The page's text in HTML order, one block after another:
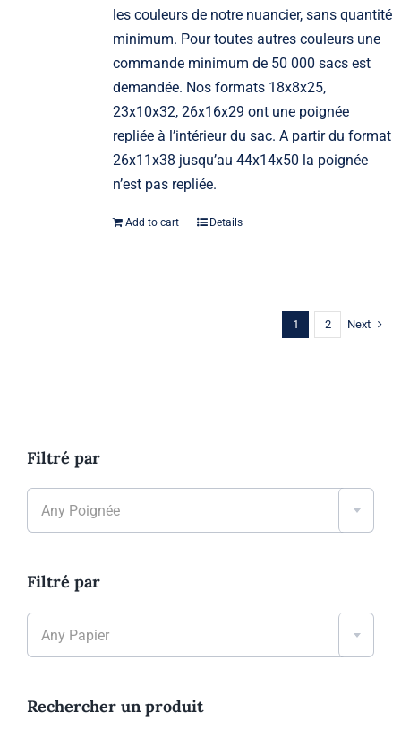
les couleurs de notre nuancier, sans quantité
minimum. Pour toutes autres couleurs une
commande minimum de 50 000 sacs est
demandée. Nos formats 18x8x25,
23x10x32, 26x16x29 ont une poignée
repliée à l’intérieur du sac. A partir du format
26x11x38 jusqu’au 44x14x50 la poignée
n’est pas repliée.
Add to cart Details
1 2 Next
Filtré par
Any Poignée
Filtré par
Any Papier
Rechercher un produit